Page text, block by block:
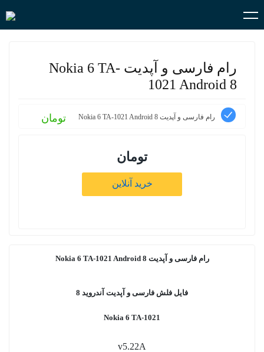
رام فارسی و آپدیت Nokia 6 TA-
1021 Android 8
رام فارسی و آپدیت Nokia 6 TA-1021 Android 8 تومان
تومان
خرید آنلاین
رام فارسی و آپدیت Nokia 6 TA-1021 Android 8
فایل فلش فارسی و آپدیت آندروید 8
Nokia 6 TA-1021
v5.22A